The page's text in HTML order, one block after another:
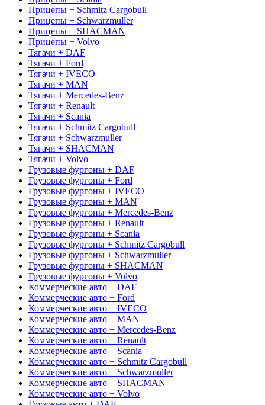
Прицепы + Schmitz Cargobull
Прицепы + Schwarzmuller
Прицепы + SHACMAN
Прицепы + Volvo
Тягачи + DAF
Тягачи + Ford
Тягачи + IVECO
Тягачи + MAN
Тягачи + Mercedes-Benz
Тягачи + Renault
Тягачи + Scania
Тягачи + Schmitz Cargobull
Тягачи + Schwarzmuller
Тягачи + SHACMAN
Тягачи + Volvo
Грузовые фургоны + DAF
Грузовые фургоны + Ford
Грузовые фургоны + IVECO
Грузовые фургоны + MAN
Грузовые фургоны + Mercedes-Benz
Грузовые фургоны + Renault
Грузовые фургоны + Scania
Грузовые фургоны + Schmitz Cargobull
Грузовые фургоны + Schwarzmuller
Грузовые фургоны + SHACMAN
Грузовые фургоны + Volvo
Коммерческие авто + DAF
Коммерческие авто + Ford
Коммерческие авто + IVECO
Коммерческие авто + MAN
Коммерческие авто + Mercedes-Benz
Коммерческие авто + Renault
Коммерческие авто + Scania
Коммерческие авто + Schmitz Cargobull
Коммерческие авто + Schwarzmuller
Коммерческие авто + SHACMAN
Коммерческие авто + Volvo